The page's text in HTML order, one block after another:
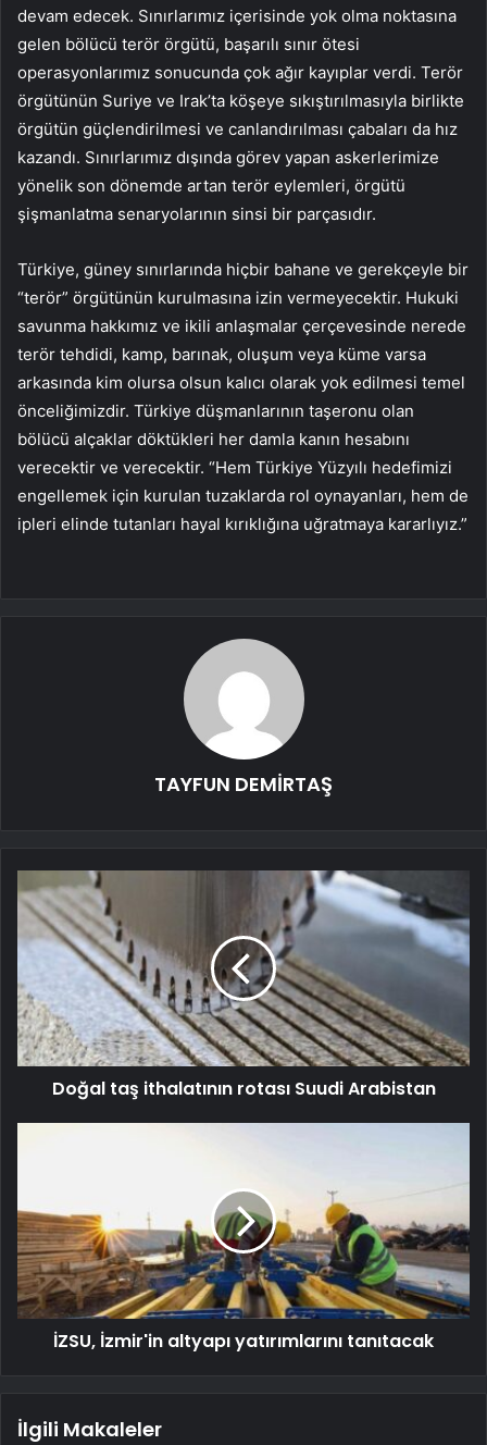
devam edecek. Sınırlarımız içerisinde yok olma noktasına
gelen bölücü terör örgütü, başarılı sınır ötesi
operasyonlarımız sonucunda çok ağır kayıplar verdi. Terör
örgütünün Suriye ve Irak’ta köşeye sıkıştırılmasıyla birlikte
örgütün güçlendirilmesi ve canlandırılması çabaları da hız
kazandı. Sınırlarımız dışında görev yapan askerlerimize
yönelik son dönemde artan terör eylemleri, örgütü
şişmanlatma senaryolarının sinsi bir parçasıdır.
Türkiye, güney sınırlarında hiçbir bahane ve gerekçeyle bir
“terör” örgütünün kurulmasına izin vermeyecektir. Hukuki
savunma hakkımız ve ikili anlaşmalar çerçevesinde nerede
terör tehdidi, kamp, ​​barınak, oluşum veya küme varsa
arkasında kim olursa olsun kalıcı olarak yok edilmesi temel
önceliğimizdir. Türkiye düşmanlarının taşeronu olan
bölücü alçaklar döktükleri her damla kanın hesabını
verecektir ve verecektir. “Hem Türkiye Yüzyılı hedefimizi
engellemek için kurulan tuzaklarda rol oynayanları, hem de
ipleri elinde tutanları hayal kırıklığına uğratmaya kararlıyız.”
TAYFUN DEMİRTAŞ
Doğal taş ithalatının rotası Suudi Arabistan
İZSU, İzmir'in altyapı yatırımlarını tanıtacak
İlgili Makaleler